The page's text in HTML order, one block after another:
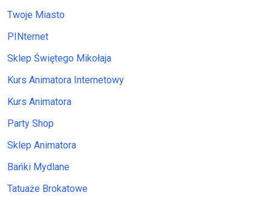
Twoje Miasto
PINternet
Sklep Świętego Mikołaja
Kurs Animatora Internetowy
Kurs Animatora
Party Shop
Sklep Animatora
Bańki Mydlane
Tatuaże Brokatowe